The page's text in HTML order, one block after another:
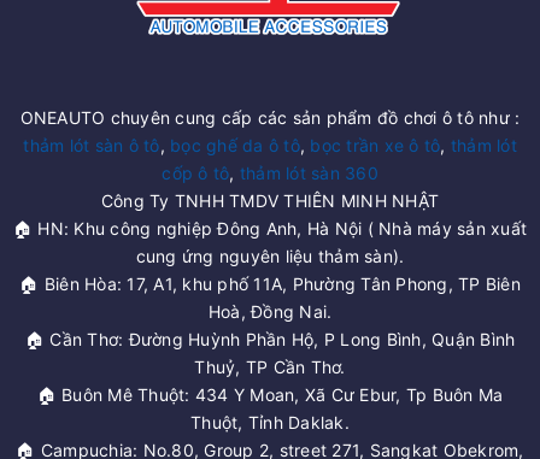
ONEAUTO chuyên cung cấp các sản phẩm đồ chơi ô tô như :
thảm lót sàn ô tô, bọc ghế da ô tô, bọc trần xe ô tô, thảm lót
cốp ô tô, thảm lót sàn 360
Công Ty TNHH TMDV THIÊN MINH NHẬT
🏠 HN: Khu công nghiệp Đông Anh, Hà Nội ( Nhà máy sản xuất
cung ứng nguyên liệu thảm sàn).
🏠 Biên Hòa: 17, A1, khu phố 11A, Phường Tân Phong, TP Biên
Hoà, Đồng Nai.
🏠 Cần Thơ: Đường Huỳnh Phần Hộ, P Long Bình, Quận Bình
Thuỷ, TP Cần Thơ.
🏠 Buôn Mê Thuột: 434 Y Moan, Xã Cư Ebur, Tp Buôn Ma
Thuột, Tỉnh Daklak.
🏠 Campuchia: No.80, Group 2, street 271, Sangkat Obekrom,